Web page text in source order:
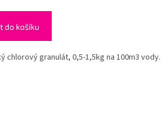
do košíku
chlorový granulát, 0,5-1,5kg na 100m3 vody.